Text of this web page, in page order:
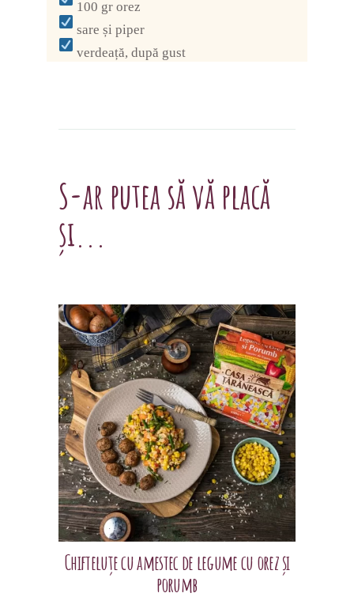
100 gr orez
sare și piper
verdeață, după gust
S-ar putea să vă placă
și...
Chifteluțe cu amestec de legume cu orez și
porumb